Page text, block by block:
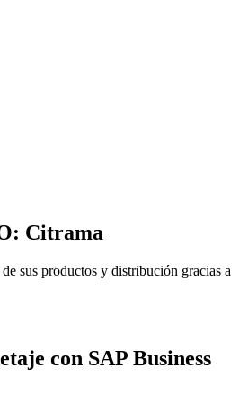
Citrama
sus productos y distribución gracias a
con SAP Business